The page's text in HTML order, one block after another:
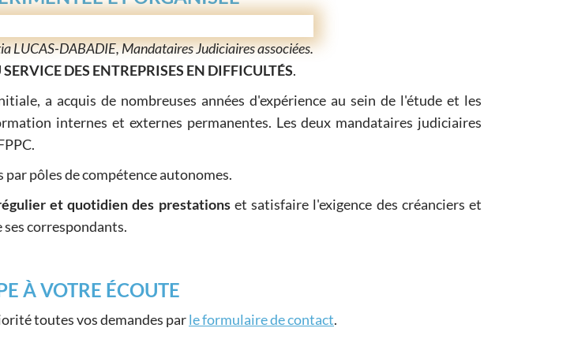
LUCAS-DABADIE, Mandataires Judiciaires associées.
DES ENTREPRISES EN DIFFICULTÉS.
a acquis de nombreuses années d'expérience au sein de l'étude et les
internes et externes permanentes. Les deux mandataires judiciaires
par pôles de compétence autonomes.
et quotidien des prestationset satisfaire l'exigence des créanciers et
correspondants.
À VOTRE ÉCOUTE
toutes vos demandes parle formulaire de contact.